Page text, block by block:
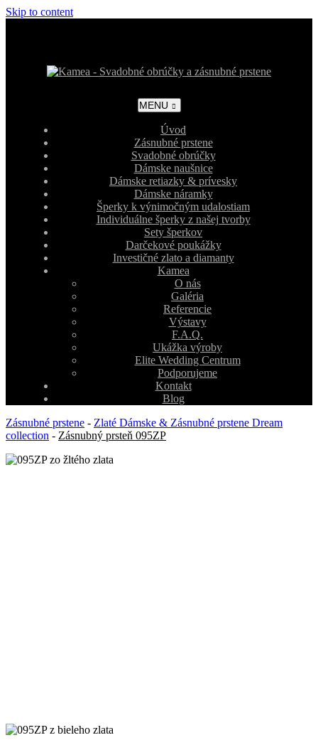
Skip to content
MENU
Úvod
Zásnubné prstene
Svadobné obrúčky
Dámske naušnice
Dámske retiazky & prívesky
Dámske náramky
Šperky k výnimočným udalostiam
Individuálne šperky z našej tvorby
Sety šperkov
Darčekové poukážky
Investičné zlato a diamanty
Kamea
O nás
Galéria
Referencie
Výstavy
F.A.Q.
Ukážka výroby
Elite Wedding Centrum
Podporujeme
Kontakt
Blog
Zásnubné prstene - Zlaté Dámske & Zásnubné prstene Dream
collection - Zásnubný prsteň 095ZP